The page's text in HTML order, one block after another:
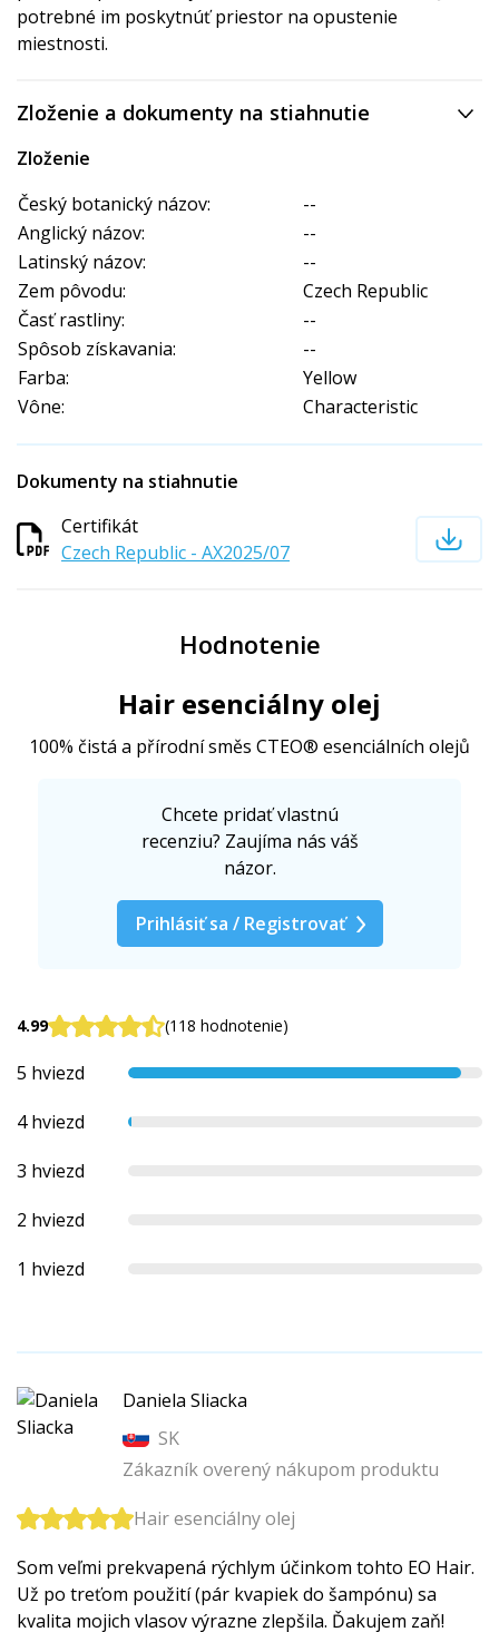
potrebné im poskytnúť priestor na opustenie
miestnosti.
Zloženie a dokumenty na stiahnutie
Zloženie
Český botanický názov:
--
Anglický názov:
--
Latinský názov:
--
Zem pôvodu:
Czech Republic
Časť rastliny:
--
Spôsob získavania:
--
Farba:
Yellow
Vône:
Characteristic
Dokumenty na stiahnutie
Certifikát
Czech Republic - AX2025/07
Hodnotenie
Hair esenciálny olej
100% čistá a přírodní směs CTEO® esenciálních olejů
Chcete pridať vlastnú
recenziu? Zaujíma nás váš
názor.
Prihlásiť sa / Registrovať
4.99 (118 hodnotenie)
5 hviezd
4 hviezd
3 hviezd
2 hviezd
1 hviezd
Daniela Sliacka
SK
Zákazník overený nákupom produktu
Hair esenciálny olej
Som veľmi prekvapená rýchlym účinkom tohto EO Hair.
Už po treťom použití (pár kvapiek do šampónu) sa
kvalita mojich vlasov výrazne zlepšila. Ďakujem zaň!